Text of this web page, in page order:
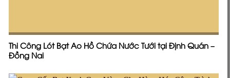
Thi Công Lót Bạt Ao Hồ Chứa Nước Tưới tại Định Quán –
Đồng Nai